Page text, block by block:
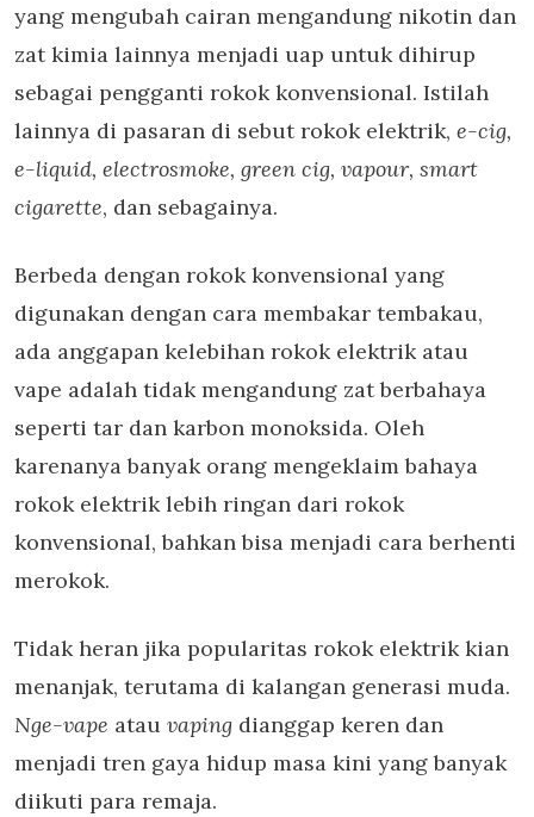
yang mengubah cairan mengandung nikotin dan
zat kimia lainnya menjadi uap untuk dihirup
sebagai pengganti rokok konvensional. Istilah
lainnya di pasaran di sebut rokok elektrik, e-cig,
e-liquid, electrosmoke, green cig, vapour, smart
cigarette, dan sebagainya.
Berbeda dengan rokok konvensional yang
digunakan dengan cara membakar tembakau,
ada anggapan kelebihan rokok elektrik atau
vape adalah tidak mengandung zat berbahaya
seperti tar dan karbon monoksida. Oleh
karenanya banyak orang mengeklaim bahaya
rokok elektrik lebih ringan dari rokok
konvensional, bahkan bisa menjadi cara berhenti
merokok.
Tidak heran jika popularitas rokok elektrik kian
menanjak, terutama di kalangan generasi muda.
Nge-vape atau vaping dianggap keren dan
menjadi tren gaya hidup masa kini yang banyak
diikuti para remaja.